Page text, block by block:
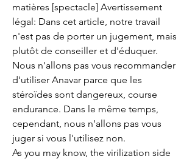
matières [spectacle] Avertissement
légal: Dans cet article, notre travail
n'est pas de porter un jugement, mais
plutôt de conseiller et d'éduquer.
Nous n'allons pas vous recommander
d'utiliser Anavar parce que les
stéroïdes sont dangereux, course
endurance. Dans le même temps,
cependant, nous n'allons pas vous
juger si vous l'utilisez non.
As you may know, the virilization side